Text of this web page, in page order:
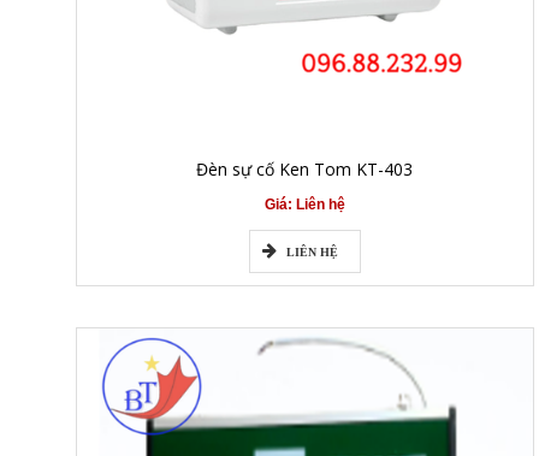
Đèn sự cố Ken Tom KT-403
Giá: Liên hệ
LIÊN HỆ